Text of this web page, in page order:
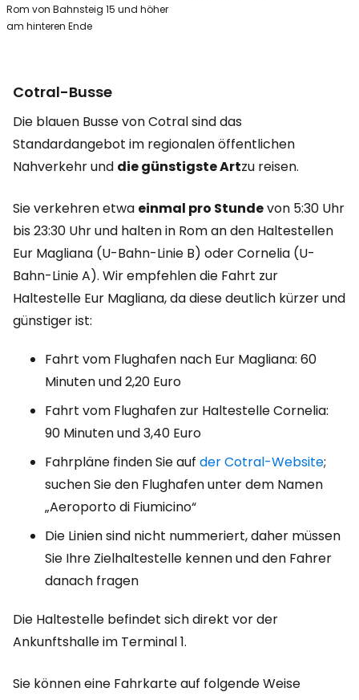
Rom von Bahnsteig 15 und höher
am hinteren Ende
Cotral-Busse
Die blauen Busse von Cotral sind das
Standardangebot im regionalen öffentlichen
Nahverkehr und die günstigste Artzu reisen.
Sie verkehren etwa einmal pro Stundevon 5:30 Uhr
bis 23:30 Uhr und halten in Rom an den Haltestellen
Eur Magliana (U-Bahn-Linie B) oder Cornelia (U-
Bahn-Linie A). Wir empfehlen die Fahrt zur
Haltestelle Eur Magliana, da diese deutlich kürzer und
günstiger ist:
Fahrt vom Flughafen nach Eur Magliana: 60
Minuten und 2,20 Euro
Fahrt vom Flughafen zur Haltestelle Cornelia:
90 Minuten und 3,40 Euro
Fahrpläne finden Sie auf der Cotral-Website;
suchen Sie den Flughafen unter dem Namen
„Aeroporto di Fiumicino“
Die Linien sind nicht nummeriert, daher müssen
Sie Ihre Zielhaltestelle kennen und den Fahrer
danach fragen
Die Haltestelle befindet sich direkt vor der
Ankunftshalle im Terminal 1.
Sie können eine Fahrkarte auf folgende Weise